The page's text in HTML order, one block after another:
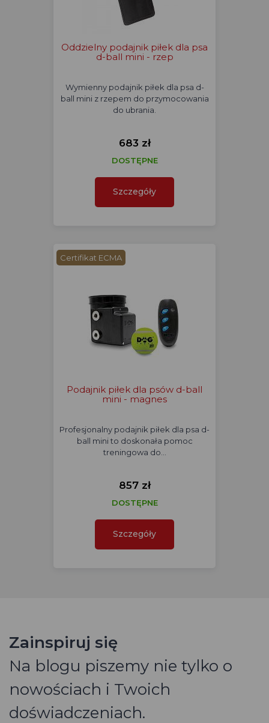
Oddzielny podajnik piłek dla psa
d-ball mini - rzep
Wymienny podajnik piłek dla psa d-
ball mini z rzepem do przymocowania
do ubrania.
683 zł
DOSTĘPNE
Szczegóły
Certifikat ECMA
Podajnik piłek dla psów d-ball
mini - magnes
Profesjonalny podajnik piłek dla psa d-
ball mini to doskonała pomoc
treningowa do…
857 zł
DOSTĘPNE
Szczegóły
Zainspiruj się
Na blogu piszemy nie tylko o
nowościach i Twoich
doświadczeniach.